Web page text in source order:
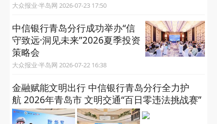
大众报业·半岛网 2026-07-23 17:50
中信银行青岛分行成功举办“信
守致远·洞见未来”2026夏季投资
策略会
大众报业·半岛网 2026-07-22 16:38
金融赋能文明出行 中信银行青岛分行全力护
航 2026年青岛市 文明交通“百日零违法挑战赛”